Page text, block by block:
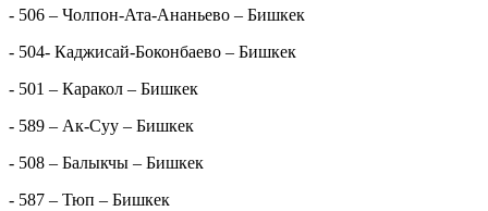
- 506 – Чолпон-Ата-Ананьево – Бишкек
- 504- Каджисай-Боконбаево – Бишкек
- 501 – Каракол – Бишкек
- 589 – Ак-Суу – Бишкек
- 508 – Балыкчы – Бишкек
- 587 – Тюп – Бишкек